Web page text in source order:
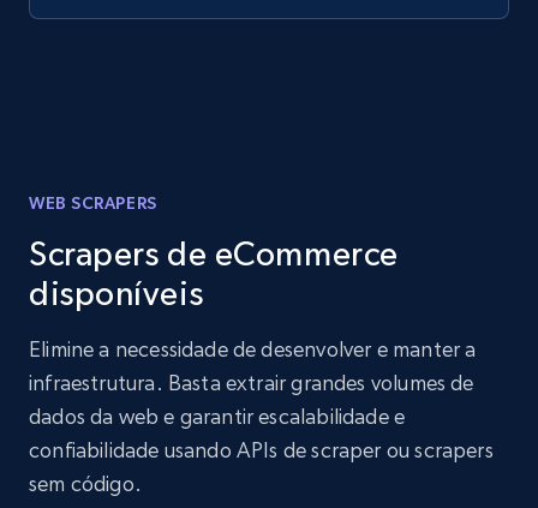
WEB SCRAPERS
Scrapers de eCommerce
disponíveis
Elimine a necessidade de desenvolver e manter a
infraestrutura. Basta extrair grandes volumes de
dados da web e garantir escalabilidade e
confiabilidade usando APIs de scraper ou scrapers
sem código.